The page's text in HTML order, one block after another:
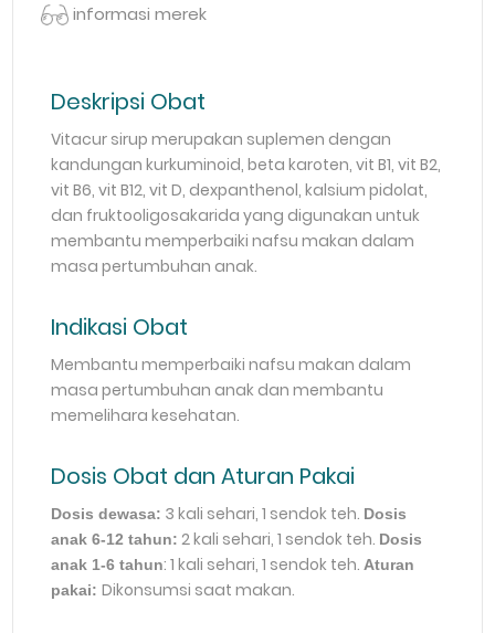
informasi merek
Deskripsi Obat
Vitacur sirup merupakan suplemen dengan
kandungan kurkuminoid, beta karoten, vit B1, vit B2,
vit B6, vit B12, vit D, dexpanthenol, kalsium pidolat,
dan fruktooligosakarida yang digunakan untuk
membantu memperbaiki nafsu makan dalam
masa pertumbuhan anak.
Indikasi Obat
Membantu memperbaiki nafsu makan dalam
masa pertumbuhan anak dan membantu
memelihara kesehatan.
Dosis Obat dan Aturan Pakai
Dosis dewasa: 3 kali sehari, 1 sendok teh. Dosis
anak 6-12 tahun: 2 kali sehari, 1 sendok teh. Dosis
anak 1-6 tahun: 1 kali sehari, 1 sendok teh.Aturan
pakai:Dikonsumsi saat makan.